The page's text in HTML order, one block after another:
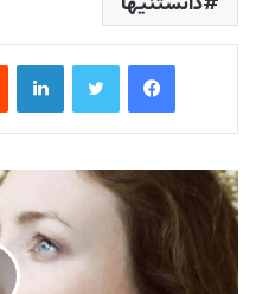
فیس بوک توییتر